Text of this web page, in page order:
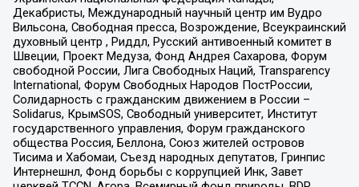
Декабристы, Международный научный центр им Вудро
Вильсона, Свободная пресса, Возрождение, Всеукраинский
духовный центр , Риддл, Русский антивоенный комитет в
Швеции, Проект Медуза, Фонд Андрея Сахарова, Форум
свободной России, Лига Свободных Наций, Transparеncy
International, Форум Свободных Народов ПостРоссии,
Солидарность с гражданским движением в России –
Solidarus, КрымSOS, Свободный университет, Институт
государственного управления, Форум гражданского
общества Россия, Беллона, Союз жителей островов
Тисима и Хабомаи, Съезд народных депутатов, Гринпис
Интернешнл, Фонд борьбы с коррупцией Инк, Завет